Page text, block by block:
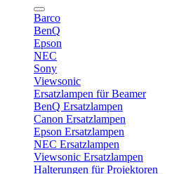
Barco
BenQ
Epson
NEC
Sony
Viewsonic
Ersatzlampen für Beamer
BenQ Ersatzlampen
Canon Ersatzlampen
Epson Ersatzlampen
NEC Ersatzlampen
Viewsonic Ersatzlampen
Halterungen für Projektoren